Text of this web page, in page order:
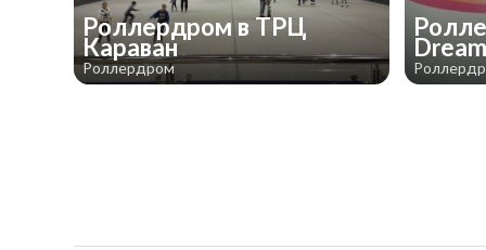
Роллердром в ТРЦ
Караван
Роллердром